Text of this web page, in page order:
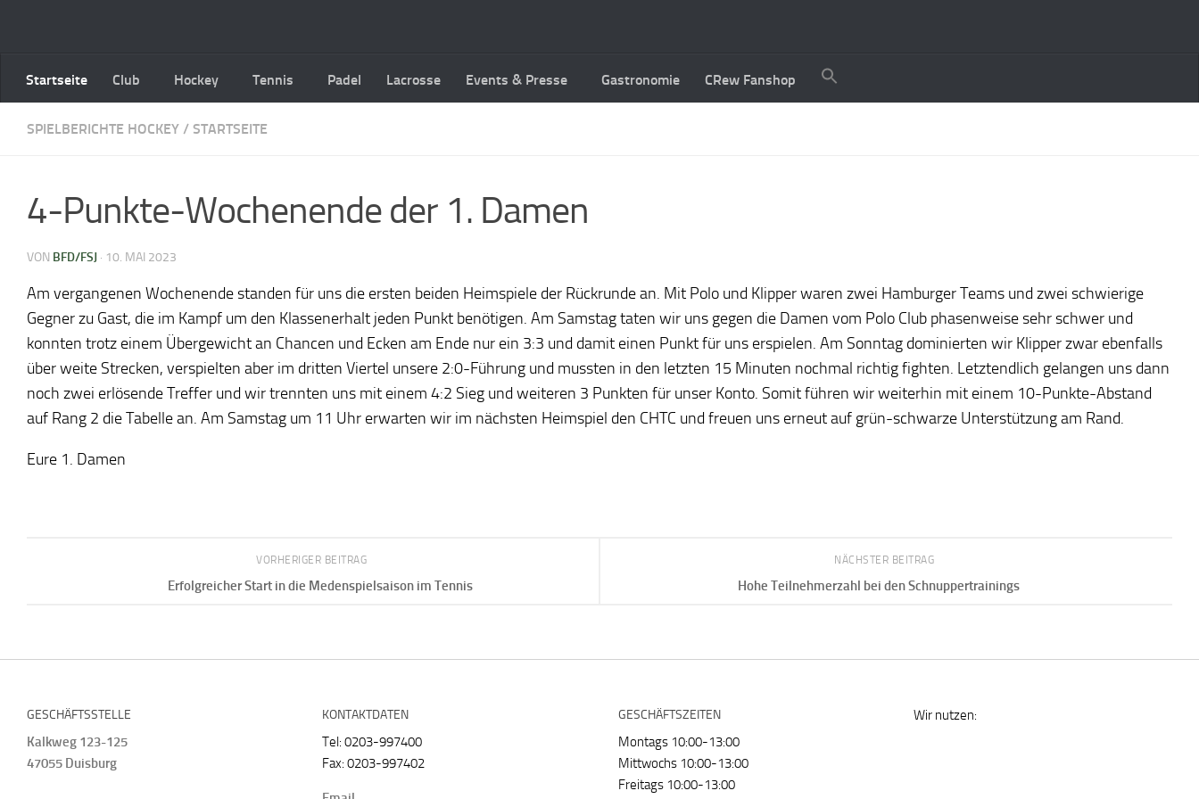
Startseite Club Hockey Tennis Padel Lacrosse Events & Presse Gastronomie CRew Fanshop
SPIELBERICHTE HOCKEY / STARTSEITE
4-Punkte-Wochenende der 1. Damen
VON BFD/FSJ · 10. MAI 2023
Am vergangenen Wochenende standen für uns die ersten beiden Heimspiele der Rückrunde an. Mit Polo und Klipper waren zwei Hamburger Teams und zwei schwierige
Gegner zu Gast, die im Kampf um den Klassenerhalt jeden Punkt benötigen. Am Samstag taten wir uns gegen die Damen vom Polo Club phasenweise sehr schwer und
konnten trotz einem Übergewicht an Chancen und Ecken am Ende nur ein 3:3 und damit einen Punkt für uns erspielen. Am Sonntag dominierten wir Klipper zwar ebenfalls
über weite Strecken, verspielten aber im dritten Viertel unsere 2:0-Führung und mussten in den letzten 15 Minuten nochmal richtig fighten. Letztendlich gelangen uns dann
noch zwei erlösende Treffer und wir trennten uns mit einem 4:2 Sieg und weiteren 3 Punkten für unser Konto. Somit führen wir weiterhin mit einem 10-Punkte-Abstand
auf Rang 2 die Tabelle an. Am Samstag um 11 Uhr erwarten wir im nächsten Heimspiel den CHTC und freuen uns erneut auf grün-schwarze Unterstützung am Rand.
Eure 1. Damen
NÄCHSTER BEITRAG
Hohe Teilnehmerzahl bei den Schnuppertrainings
VORHERIGER BEITRAG
Erfolgreicher Start in die Medenspielsaison im Tennis
GESCHÄFTSSTELLE
Kalkweg 123-125
47055 Duisburg
KONTAKTDATEN
Tel: 0203-997400
Fax: 0203-997402
GESCHÄFTSZEITEN
Montags 10:00-13:00
Mittwochs 10:00-13:00
Freitags 10:00-13:00
Wir nutzen: